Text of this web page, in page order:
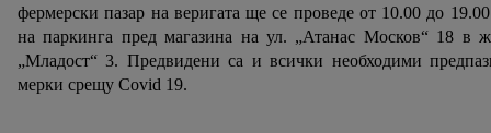
фермерски пазар на веригата ще се проведе от 10.00 до
на паркинга пред магазина на ул. „Атанас Москов“ 18 в
„Младост“ 3. Предвидени са и всички необходими
мерки срещу Covid 19.